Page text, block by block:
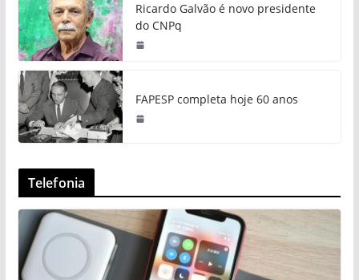
Ricardo Galvão é novo presidente
do CNPq
FAPESP completa hoje 60 anos
Telefonia